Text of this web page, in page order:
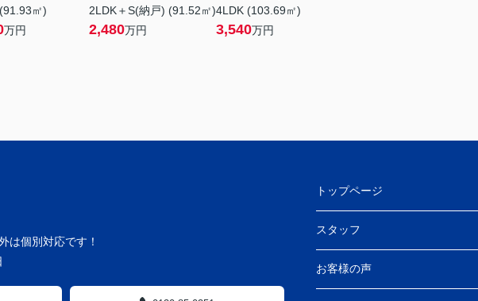
㎡)
万円
2LDK＋S(納戸) (91.52㎡)
2,480万円
4LDK (103.69㎡)
3,540万円
は個別対応です！
トップページ
スタッフ
お客様の声